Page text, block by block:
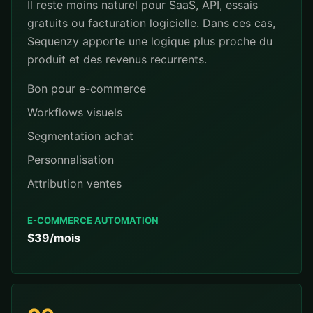
Il reste moins naturel pour SaaS, API, essais
gratuits ou facturation logicielle. Dans ces cas,
Sequenzy apporte une logique plus proche du
produit et des revenus recurrents.
Bon pour e-commerce
Workflows visuels
Segmentation achat
Personnalisation
Attribution ventes
E-COMMERCE AUTOMATION
$39/mois